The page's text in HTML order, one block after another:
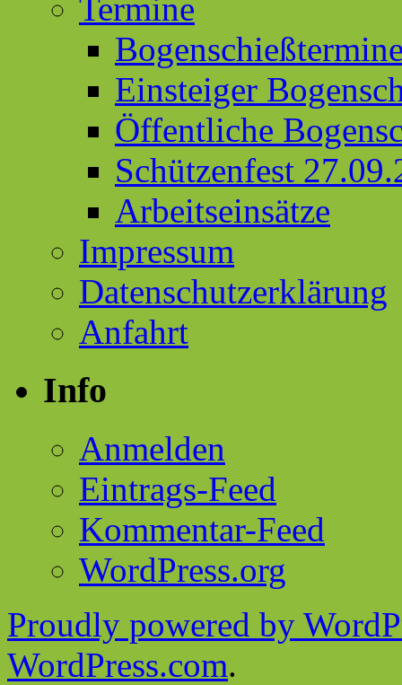
Termine
Einsteiger
Öffentliche
Schützenfest
Arbeitseinsätze
Impressum
Datenschutzerklärung
Anfahrt
Info
Anmelden
Eintrags-Feed
Kommentar-Feed
WordPress.org
Proudly powered by
WordPress.com.